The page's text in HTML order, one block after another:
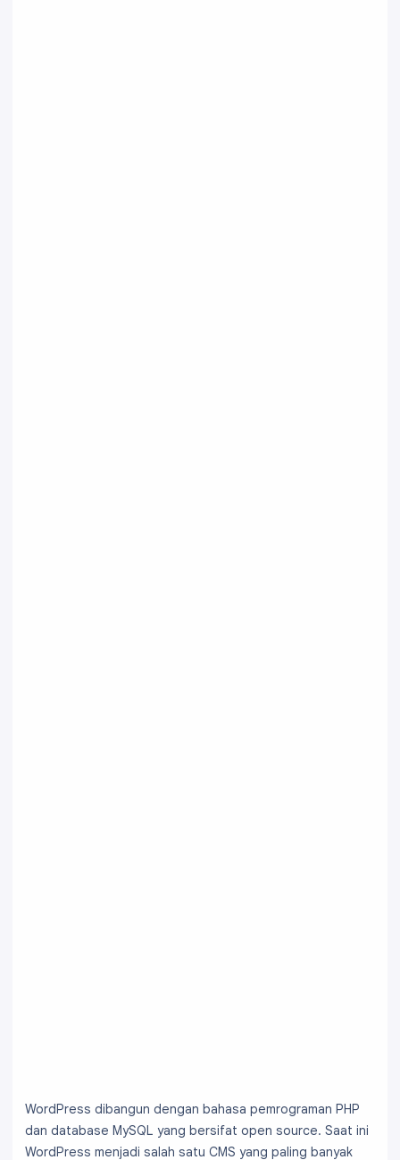
WordPress dibangun dengan bahasa pemrograman PHP
dan database MySQL yang bersifat open source. Saat ini
WordPress menjadi salah satu CMS yang paling banyak